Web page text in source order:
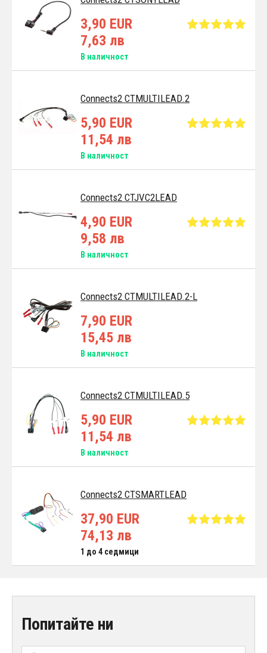
3,90 EUR
7,63 лв
В наличност
Connects2 CTMULTILEAD.2
5,90 EUR
11,54 лв
В наличност
Connects2 CTJVC2LEAD
4,90 EUR
9,58 лв
В наличност
Connects2 CTMULTILEAD.2-L
7,90 EUR
15,45 лв
В наличност
Connects2 CTMULTILEAD.5
5,90 EUR
11,54 лв
В наличност
Connects2 CTSMARTLEAD
37,90 EUR
74,13 лв
1 до 4 седмици
Попитайте ни